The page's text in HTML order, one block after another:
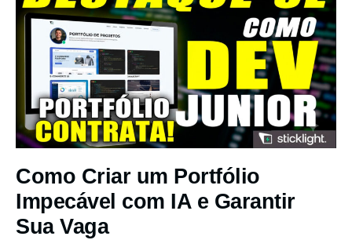
Como Criar um Portfólio
Impecável com IA e Garantir
Sua Vaga